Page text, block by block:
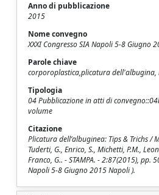
Anno di pubblicazione
2015
Nome convegno
XXXI Congresso SIA Napoli 5-8 Giugno
Parole chiave
corporoplastica,plicatura
Tipologia
04 Pubblicazione in atti di
volume
Citazione
Plicatura dell’albuginea: Tips & Trichs /
Tuderti, G., Enrico, S., Michetti, P.M.,
Franco, G.. - STAMPA. - 2:87(2015), pp.
Napoli 5-8 Giugno 2015 Napoli ).